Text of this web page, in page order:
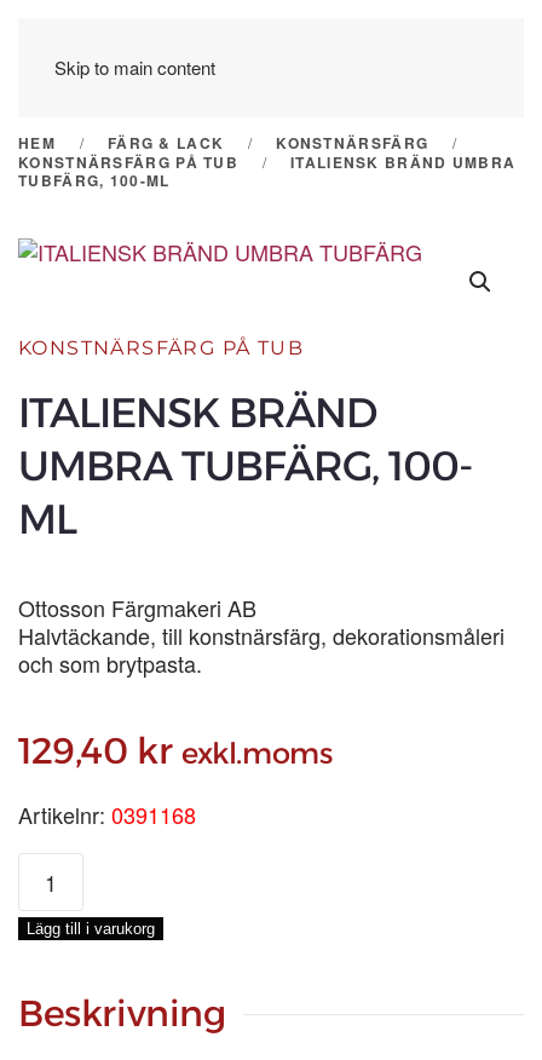
Skip to main content
HEM FÄRG & LACK
KONSTNÄRSFÄRG
KONSTNÄRSFÄRG PÅ TUB
ITALIENSK BRÄND UMBRA
TUBFÄRG, 100-ML
KONSTNÄRSFÄRG PÅ TUB
ITALIENSK BRÄND
UMBRA TUBFÄRG, 100-
ML
Ottosson Färgmakeri AB
Halvtäckande, till konstnärsfärg, dekorationsmåleri
och som brytpasta.
129,40 kr exkl.moms
Artikelnr: 0391168
ITALIENSK
BRÄND
UMBRA
TUBFÄRG,
ML
mängd
Lägg till i varukorg
Beskrivning